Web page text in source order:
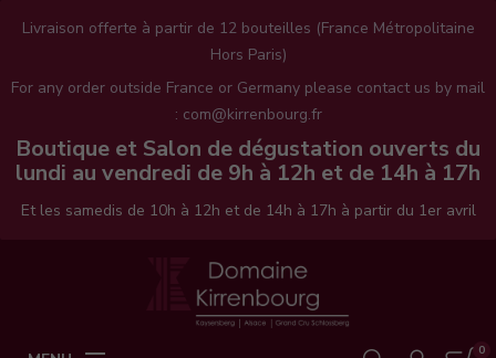
Livraison offerte à partir de 12 bouteilles (France Métropolitaine
Hors Paris)
For any order outside France or Germany please contact us by mail
: com@kirrenbourg.fr
Boutique et Salon de dégustation ouverts du
lundi au vendredi de 9h à 12h et de 14h à 17h
Et les samedis de 10h à 12h et de 14h à 17h à partir du 1er avril
0